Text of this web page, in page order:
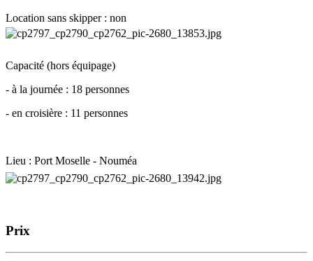
Location sans skipper : non
Capacité (hors équipage)
- à la journée : 18 personnes
- en croisière : 11 personnes
Lieu : Port Moselle - Nouméa
Prix